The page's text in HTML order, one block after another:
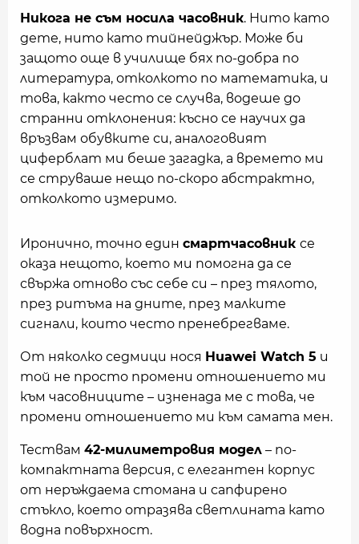
Никога не съм носила часовник. Нито като
дете, нито като тийнейджър. Може би
защото още в училище бях по-добра по
литература, отколкото по математика, и
това, както често се случва, водеше до
странни отклонения: късно се научих да
връзвам обувките си, аналоговият
циферблат ми беше загадка, а времето ми
се струваше нещо по-скоро абстрактно,
отколкото измеримо.
Иронично, точно един смартчасовник се
оказа нещото, което ми помогна да се
свържа отново със себе си – през тялото,
през ритъма на дните, през малките
сигнали, които често пренебрегваме.
От няколко седмици нося Huawei Watch 5 и
той не просто промени отношението ми
към часовниците – изненада ме с това, че
промени отношението ми към самата мен.
Тествам 42-милиметровия модел – по-
компактната версия, с елегантен корпус
от неръждаема стомана и сапфирено
стъкло, което отразява светлината като
водна повърхност.